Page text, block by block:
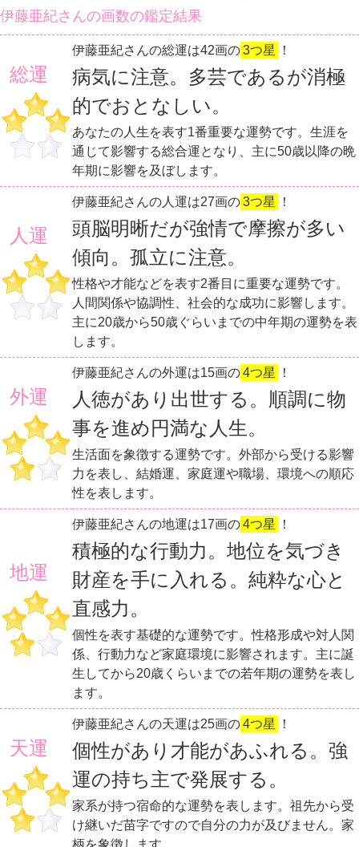
伊藤亜紀さんの画数の鑑定結果
総運
伊藤亜紀さんの総運は42画の3つ星 ！
病気に注意。多芸であるが消極
的でおとなしい。
あなたの人生を表す1番重要な運勢です。生涯を
通じて影響する総合運となり、主に50歳以降の晩
年期に影響を及ぼします。
人運
伊藤亜紀さんの人運は27画の3つ星 ！
頭脳明晰だが強情で摩擦が多い
傾向。孤立に注意。
性格や才能などを表す2番目に重要な運勢です。
人間関係や協調性、社会的な成功に影響します。
主に20歳から50歳ぐらいまでの中年期の運勢を表
します。
外運
伊藤亜紀さんの外運は15画の4つ星 ！
人徳があり出世する。順調に物
事を進め円満な人生。
生活面を象徴する運勢です。外部から受ける影響
力を表し、結婚運、家庭運や職場、環境への順応
性を表します。
地運
伊藤亜紀さんの地運は17画の4つ星 ！
積極的な行動力。地位を気づき
財産を手に入れる。純粋な心と
直感力。
個性を表す基礎的な運勢です。性格形成や対人関
係、行動力など家庭環境に影響されます。主に誕
生してから20歳くらいまでの若年期の運勢を表し
ます。
天運
伊藤亜紀さんの天運は25画の4つ星 ！
個性があり才能があふれる。強
運の持ち主で発展する。
家系が持つ宿命的な運勢を表します。祖先から受
け継いだ苗字ですので自分の力が及びません。家
柄を象徴します。